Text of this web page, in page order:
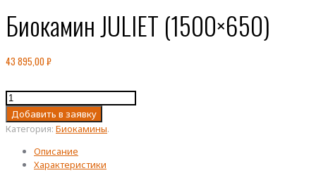
Биокамин JULIET (1500×650)
43 895,00 ₽
Количество
товара
Биокамин
JULIET
(1500x650)
Добавить в заявку
Категория: Биокамины.
Описание
Характеристики